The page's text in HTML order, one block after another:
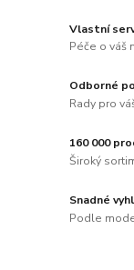
Vlastní
Péče o váš
Odborné
Rady pro
160 000
Široký
Snadné
Podle